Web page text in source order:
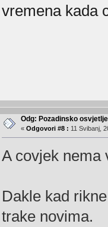
vremena kada
Odg: Pozadinsko
« Odgovori #8 : 11 Svibanj,
A covjek nema
Dakle kad
trake novima.